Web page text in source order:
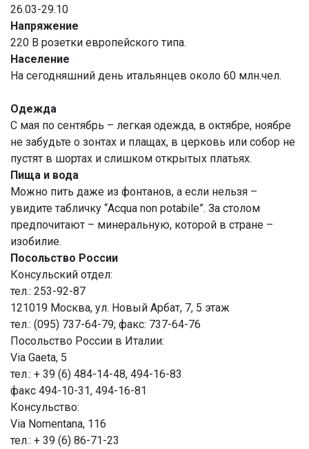
26.03-29.10
Напряжение
220 В розетки европейского типа.
Население
На сегодняшний день итальянцев около 60 млн.чел.
Одежда
С мая по сентябрь – легкая одежда, в октябре, ноябре
не забудьте о зонтах и плащах, в церковь или собор не
пустят в шортах и слишком открытых платьях.
Пища и вода
Можно пить даже из фонтанов, а если нельзя –
увидите табличку “Acqua non potabile”. За столом
предпочитают – минеральную, которой в стране –
изобилие.
Посольство России
Консульский отдел:
тел.: 253-92-87
121019 Москва, ул. Новый Арбат, 7, 5 этаж
тел.: (095) 737-64-79; факс: 737-64-76
Посольство России в Италии:
Via Gaeta, 5
тел.: + 39 (6) 484-14-48, 494-16-83
факс 494-10-31, 494-16-81
Консульство:
Via Nomentana, 116
тел.: + 39 (6) 86-71-23